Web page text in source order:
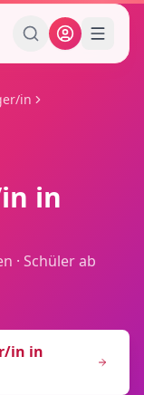
in
in
· Schüler ab
in in